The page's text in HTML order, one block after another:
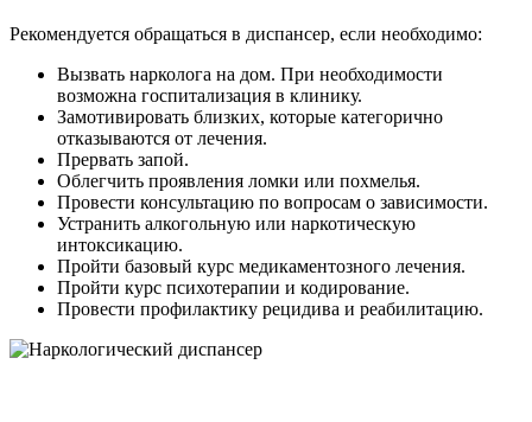
Рекомендуется обращаться в диспансер, если необходимо:
Вызвать нарколога на дом. При необходимости
возможна госпитализация в клинику.
Замотивировать близких, которые категорично
отказываются от лечения.
Прервать запой.
Облегчить проявления ломки или похмелья.
Провести консультацию по вопросам о зависимости.
Устранить алкогольную или наркотическую
интоксикацию.
Пройти базовый курс медикаментозного лечения.
Пройти курс психотерапии и кодирование.
Провести профилактику рецидива и реабилитацию.